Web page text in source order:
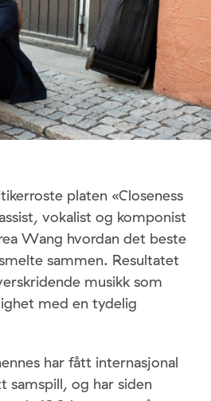
platen «Closeness
vokalist og komponist
Wang hvordan det beste
sammen. Resultatet
musikk som
med en tydelig
har fått internasjonal
samspill, og har siden